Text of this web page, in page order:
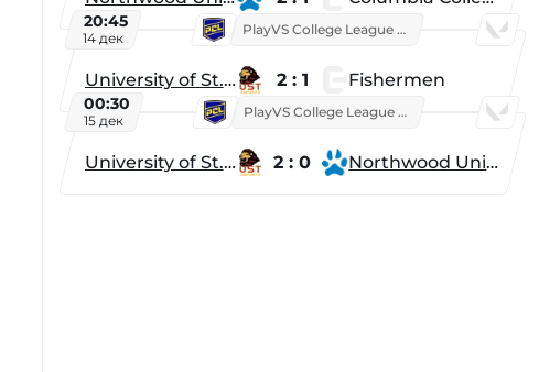
20:45
14 дек
PlayVS College League 2025: Fall
University of St. Thomas 2 : 1 Fishermen
00:30
15 дек
PlayVS College League 2025: Fall
University of St. Thomas 2 : 0 Northwood University